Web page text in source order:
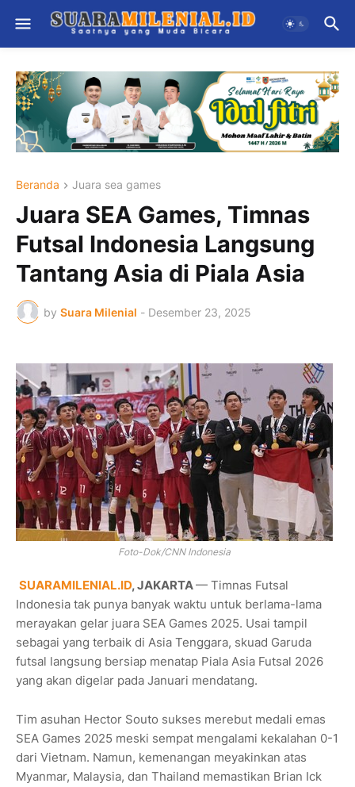
Beranda Juara sea games
Juara SEA Games, Timnas
Futsal Indonesia Langsung
Tantang Asia di Piala Asia
by Suara Milenial - Desember 23, 2025
Foto-Dok/CNN Indonesia
SUARAMILENIAL.ID, JAKARTA— Timnas Futsal
Indonesia tak punya banyak waktu untuk berlama-lama
merayakan gelar juara SEA Games 2025. Usai tampil
sebagai yang terbaik di Asia Tenggara, skuad Garuda
futsal langsung bersiap menatap Piala Asia Futsal 2026
yang akan digelar pada Januari mendatang.
Tim asuhan Hector Souto sukses merebut medali emas
SEA Games 2025 meski sempat mengalami kekalahan 0-1
dari Vietnam. Namun, kemenangan meyakinkan atas
Myanmar, Malaysia, dan Thailand memastikan Brian Ick